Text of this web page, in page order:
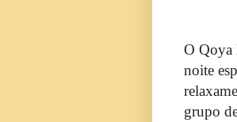
O Qoya
noite
grupo